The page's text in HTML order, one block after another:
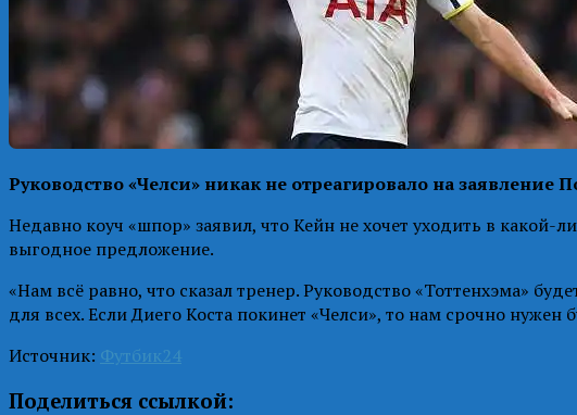
Руководство «Челси» никак не отреагировало на
Недавно коуч «шпор» заявил, что Кейн не хочет уходить в
выгодное предложение.
«Нам всё равно, что сказал тренер. Руководство «Тоттенхэма»
для всех. Если Диего Коста покинет «Челси», то нам срочно
Источник: Футбик24
Поделиться ссылкой: